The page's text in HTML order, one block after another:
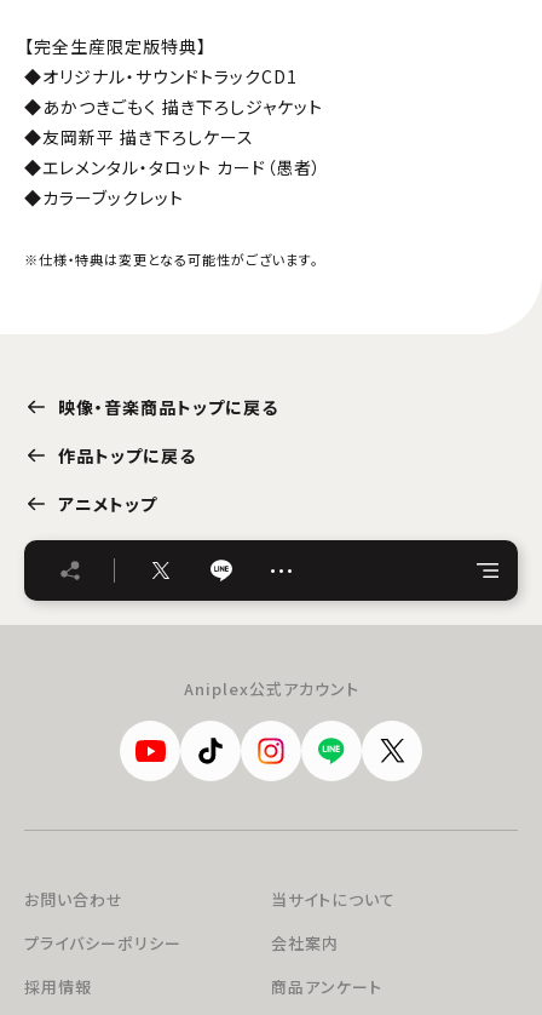
【完全生産限定版特典】
◆オリジナル・サウンドトラックCD1
◆あかつきごもく 描き下ろしジャケット
◆友岡新平 描き下ろしケース
◆エレメンタル・タロット カード（愚者）
◆カラーブックレット
※仕様・特典は変更となる可能性がございます。
映像・音楽商品トップに戻る
作品トップに戻る
アニメトップ
…
Aniplex公式アカウント
お問い合わせ
当サイトについて
プライバシーポリシー
会社案内
採用情報
商品アンケート